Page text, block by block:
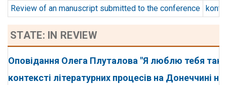
Review of an manuscript submitted to the conference
STATE: IN REVIEW
Оповідання Олега Плуталова "Я люблю тебя
контексті літературних процесів на Донеччині